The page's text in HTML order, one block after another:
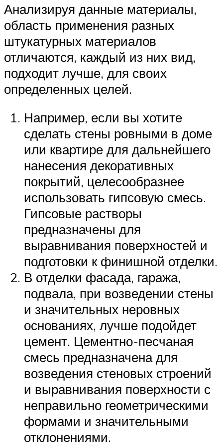
Анализируя данные материалы,
область применения разных
штукатурных материалов
отличаются, каждый из них вид,
подходит лучше, для своих
определенных целей.
Например, если вы хотите
сделать стены ровными в доме
или квартире для дальнейшего
нанесения декоративных
покрытий, целесообразнее
использовать гипсовую смесь.
Гипсовые растворы
предназначены для
выравнивания поверхностей и
подготовки к финишной отделки.
В отделки фасада, гаража,
подвала, при возведении стены
и значительных неровных
основаниях, лучше подойдет
цемент. Цементно-песчаная
смесь предназначена для
возведения стеновых строений
и выравнивания поверхности с
неправильно геометрическими
формами и значительными
отклонениями.